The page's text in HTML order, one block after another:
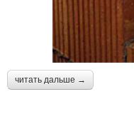
читать дальше →